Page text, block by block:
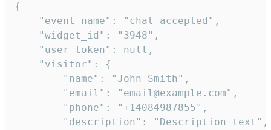
{
    "event_name": "chat_accepted",
    "widget_id": "3948",
    "user_token": null,
    "visitor": {
        "name": "John Smith",
        "email": "email@example.com",
        "phone": "+14084987855",
        "description": "Description text",